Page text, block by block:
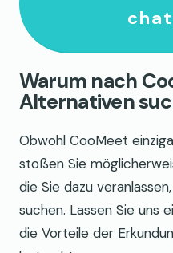
Warum nach
Alternativen
Obwohl CooMeet
stoßen Sie
die Sie dazu
suchen. Lassen Sie uns
die Vorteile der